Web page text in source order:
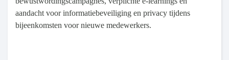
aandacht voor informatiebeveiliging en privacy tijdens
bijeenkomsten voor nieuwe medewerkers.